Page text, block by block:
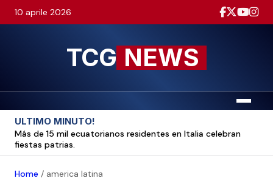
10 aprile 2026
TCG NEWS
Menu
ULTIMO MINUTO!
Más de 15 mil ecuatorianos residentes en Italia celebran
fiestas patrias.
Home / america latina